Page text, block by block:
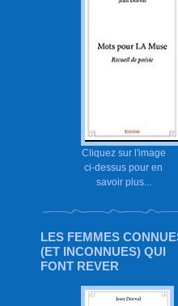
Cliquez sur l'image
ci-dessus pour en
savoir plus...
LES FEMMES
(ET INCONNUES) QUI
FONT REVER